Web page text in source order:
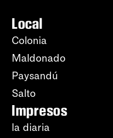
Local
Colonia
Maldonado
Paysandú
Salto
Impresos
la diaria